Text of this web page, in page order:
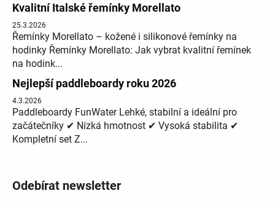
Kvalitní Italské řemínky Morellato
25.3.2026
Řemínky Morellato – kožené i silikonové řemínky na
hodinky Řemínky Morellato: Jak vybrat kvalitní řemínek
na hodink...
Nejlepší paddleboardy roku 2026
4.3.2026
Paddleboardy FunWater Lehké, stabilní a ideální pro
začátečníky ✔ Nízká hmotnost ✔ Vysoká stabilita ✔
Kompletní set Z...
Odebírat newsletter